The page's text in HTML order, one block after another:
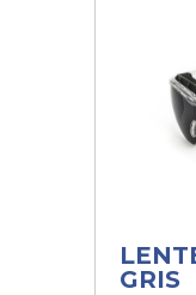
GRIS